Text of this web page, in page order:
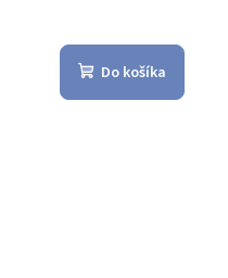
Do košíka